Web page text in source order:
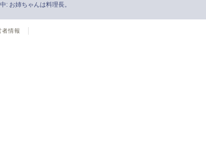
: お姉ちゃんは料理長。
者情報